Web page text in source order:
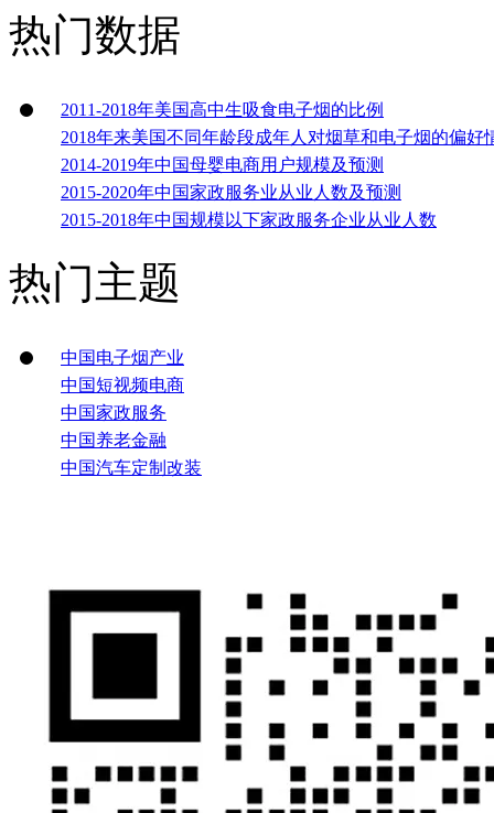
热门数据
2011-2018年美国高中生吸食电子烟的比例
2018年来美国不同年龄段成年人对烟草和电子烟的偏好
2014-2019年中国母婴电商用户规模及预测
2015-2020年中国家政服务业从业人数及预测
2015-2018年中国规模以下家政服务企业从业人数
热门主题
中国电子烟产业
中国短视频电商
中国家政服务
中国养老金融
中国汽车定制改装